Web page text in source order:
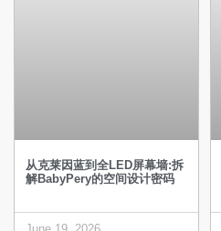
从克莱因蓝到全LED屏幕墙:拆
解BabyPery的空间设计密码